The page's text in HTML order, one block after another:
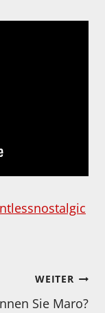
WEITER
Sie Maro?